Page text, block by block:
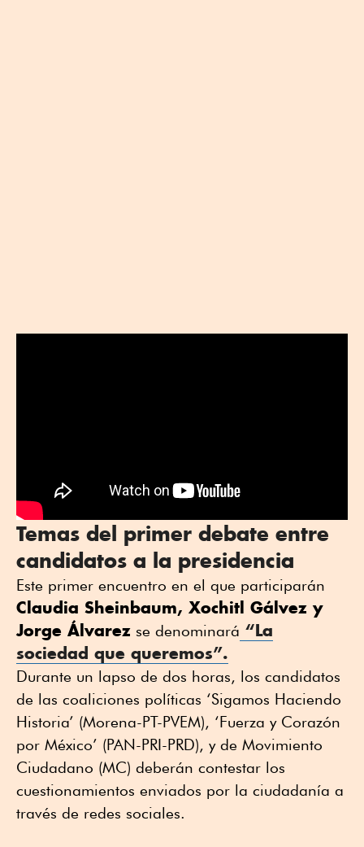
Temas del primer debate entre
candidatos a la presidencia
Este primer encuentro en el que participarán
Claudia Sheinbaum, Xochitl Gálvez y
Jorge Álvarez se denominará “La
sociedad que queremos”.
Durante un lapso de dos horas, los candidatos
de las coaliciones políticas ‘Sigamos Haciendo
Historia’ (Morena-PT-PVEM), ‘Fuerza y Corazón
por México’ (PAN-PRI-PRD), y de Movimiento
Ciudadano (MC) deberán contestar los
cuestionamientos enviados por la ciudadanía a
través de redes sociales.